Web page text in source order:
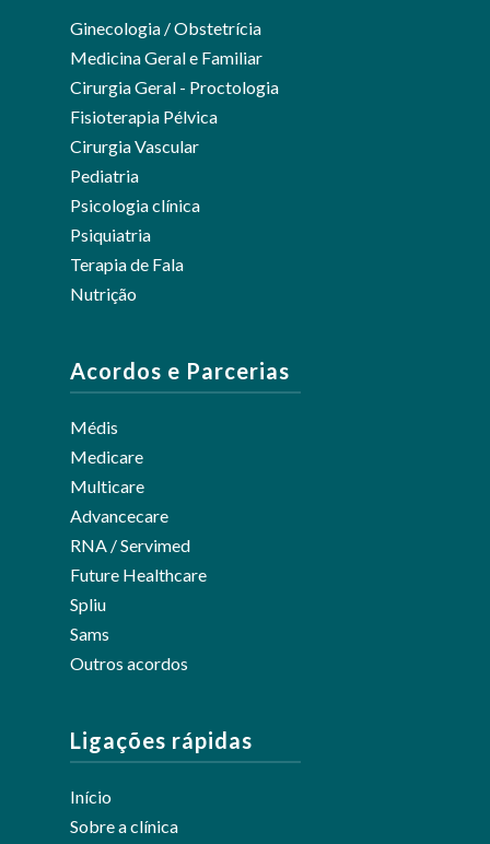
Ginecologia / Obstetrícia
Medicina Geral e Familiar
Cirurgia Geral - Proctologia
Fisioterapia Pélvica
Cirurgia Vascular
Pediatria
Psicologia clínica
Psiquiatria
Terapia de Fala
Nutrição
Acordos e Parcerias
Médis
Medicare
Multicare
Advancecare
RNA / Servimed
Future Healthcare
Spliu
Sams
Outros acordos
Ligações rápidas
Início
Sobre a clínica